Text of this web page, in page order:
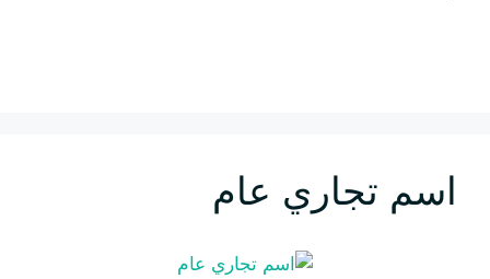
اسم تجاري عام